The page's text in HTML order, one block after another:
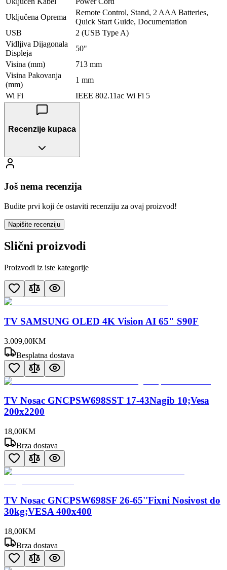
Uključena Oprema
Remote Control, Stand, 2 AAA Batteries,
Quick Start Guide, Documentation
USB
2 (USB Type A)
Vidljiva Dijagonala
Displeja
50"
Visina (mm)
713 mm
Visina Pakovanja
(mm)
1 mm
Wi Fi
IEEE 802.11ac Wi Fi 5
Recenzije kupaca
Još nema recenzija
Budite prvi koji će ostaviti recenziju za ovaj proizvod!
Napišite recenziju
Slični proizvodi
Proizvodi iz iste kategorije
TV SAMSUNG OLED 4K Vision AI 65" S90F
3.009,00KM
Besplatna dostava
TV Nosac GNCPSW698SST 17-43Nagib 10;Vesa
200x2200
18,00KM
Brza dostava
TV Nosac GNCPSW698SF 26-65''Fixni Nosivost do
30kg;VESA 400x400
18,00KM
Brza dostava